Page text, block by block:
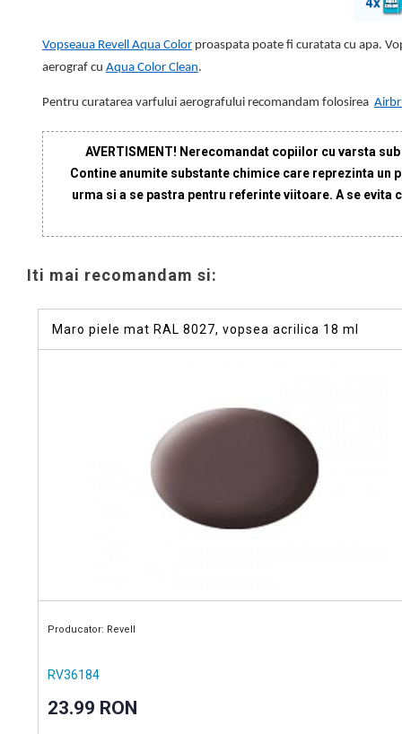
Vopseaua Revell Aqua Colorproaspata poate fi curatata cu apa.
aerograf cu Aqua Color Clean.
Pentru curatareavarfului aerografului recomandam folosirea
AVERTISMENT! Nerecomandat copiilor cu varsta
Contine anumite substante chimice care reprezinta un
urma si a se pastra pentru referinte viitoare. A se
Iti mai recomandam si:
Maro piele mat RAL 8027, vopsea acrilica 18 ml
Producator: Revell
RV36184
23.99 RON